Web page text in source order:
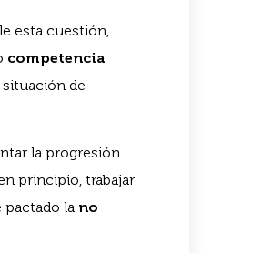
esta cuestión,
competencia
situación de
la progresión
principio, trabajar
pactado la no